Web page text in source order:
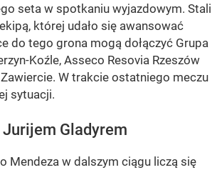
seta w spotkaniu wyjazdowym. Stali
której udało się awansować
do tego grona mogą dołączyć Grupa
Koźle, Asseco Resovia Rzeszów
W trakcie ostatniego meczu
sytuacji.
Jurijem Gladyrem
Mendeza w dalszym ciągu liczą się